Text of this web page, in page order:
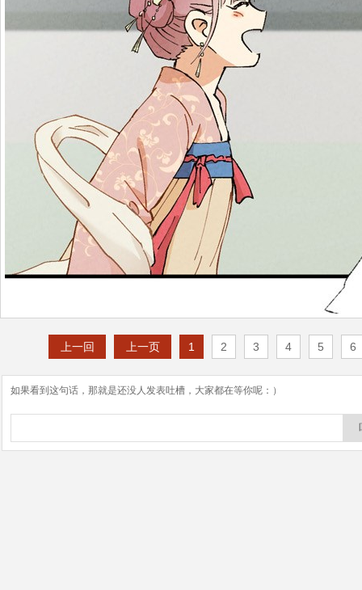
上一回 上一页 1 2 3 4 5 6
如果看到这句话，那就是还没人发表吐槽，大家都在等你呢：）